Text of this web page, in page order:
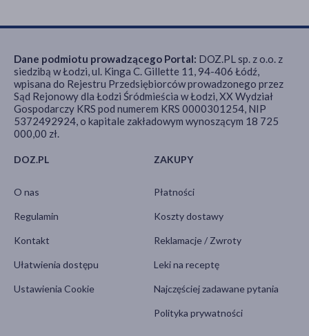
DOZ.PL
O nas
Regulamin
Kontakt
Ułatwienia dostępu
Ustawienia Cookie
ZAKUPY
Płatności
Koszty dostawy
Reklamacje / Zwroty
Leki na receptę
Najczęściej zadawane pytania
Polityka prywatności
Dane podmiotu prowadzącego Portal: DOZ.PL sp. z o.o. z
siedzibą w Łodzi, ul. Kinga C. Gillette 11, 94-406 Łódź,
wpisana do Rejestru Przedsiębiorców prowadzonego przez
Sąd Rejonowy dla Łodzi Śródmieścia w Łodzi, XX Wydział
Gospodarczy KRS pod numerem KRS 0000301254, NIP
5372492924, o kapitale zakładowym wynoszącym 18 725
000,00 zł.